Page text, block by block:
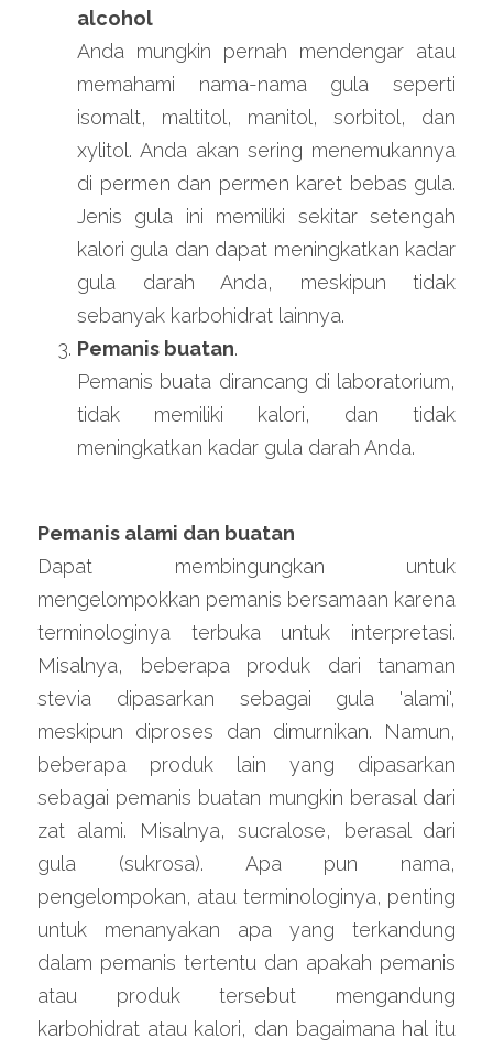
alcohol
Anda mungkin pernah mendengar atau
memahami nama-nama gula seperti
isomalt, maltitol, manitol, sorbitol, dan
xylitol. Anda akan sering menemukannya
di permen dan permen karet bebas gula.
Jenis gula ini memiliki sekitar setengah
kalori gula dan dapat meningkatkan kadar
gula darah Anda, meskipun tidak
sebanyak karbohidrat lainnya.
Pemanis buatan.
Pemanis buata dirancang di laboratorium,
tidak memiliki kalori, dan tidak
meningkatkan kadar gula darah Anda.
Pemanis alami dan buatan
Dapat membingungkan untuk
mengelompokkan pemanis bersamaan karena
terminologinya terbuka untuk interpretasi.
Misalnya, beberapa produk dari tanaman
stevia dipasarkan sebagai gula 'alami',
meskipun diproses dan dimurnikan. Namun,
beberapa produk lain yang dipasarkan
sebagai pemanis buatan mungkin berasal dari
zat alami. Misalnya, sucralose, berasal dari
gula (sukrosa). Apa pun nama,
pengelompokan, atau terminologinya, penting
untuk menanyakan apa yang terkandung
dalam pemanis tertentu dan apakah pemanis
atau produk tersebut mengandung
karbohidrat atau kalori, dan bagaimana hal itu